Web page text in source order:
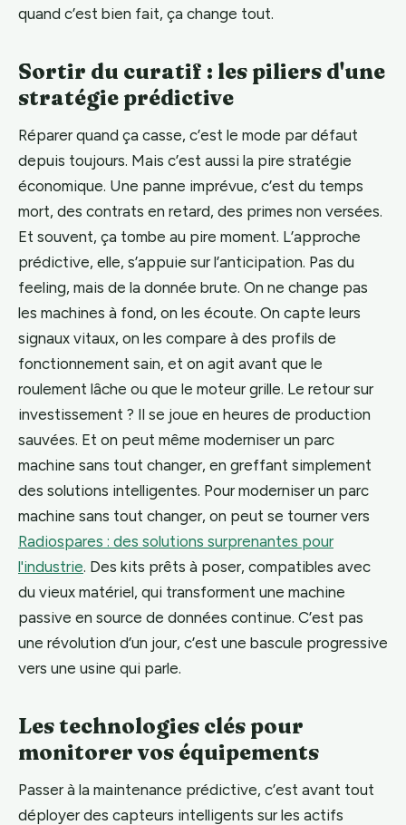
quand c’est bien fait, ça change tout.
Sortir du curatif : les piliers d'une
stratégie prédictive
Réparer quand ça casse, c’est le mode par défaut
depuis toujours. Mais c’est aussi la pire stratégie
économique. Une panne imprévue, c’est du temps
mort, des contrats en retard, des primes non versées.
Et souvent, ça tombe au pire moment. L’approche
prédictive, elle, s’appuie sur l’anticipation. Pas du
feeling, mais de la donnée brute. On ne change pas
les machines à fond, on les écoute. On capte leurs
signaux vitaux, on les compare à des profils de
fonctionnement sain, et on agit avant que le
roulement lâche ou que le moteur grille. Le retour sur
investissement ? Il se joue en heures de production
sauvées. Et on peut même moderniser un parc
machine sans tout changer, en greffant simplement
des solutions intelligentes. Pour moderniser un parc
machine sans tout changer, on peut se tourner vers
Radiospares : des solutions surprenantes pour
l'industrie. Des kits prêts à poser, compatibles avec
du vieux matériel, qui transforment une machine
passive en source de données continue. C’est pas
une révolution d’un jour, c’est une bascule progressive
vers une usine qui parle.
Les technologies clés pour
monitorer vos équipements
Passer à la maintenance prédictive, c’est avant tout
déployer des capteurs intelligents sur les actifs